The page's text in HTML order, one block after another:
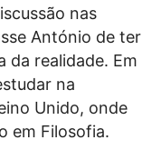
nas
António de ter
da realidade. Em
na
Unido, onde
em Filosofia.